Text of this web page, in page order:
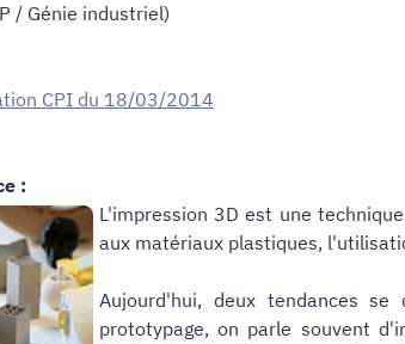
/ Génie industriel)
CPI du 18/03/2014
:
L'impression 3D est une
aux matériaux plastiques,
Aujourd'hui, deux tendances
prototypage, on parle souvent